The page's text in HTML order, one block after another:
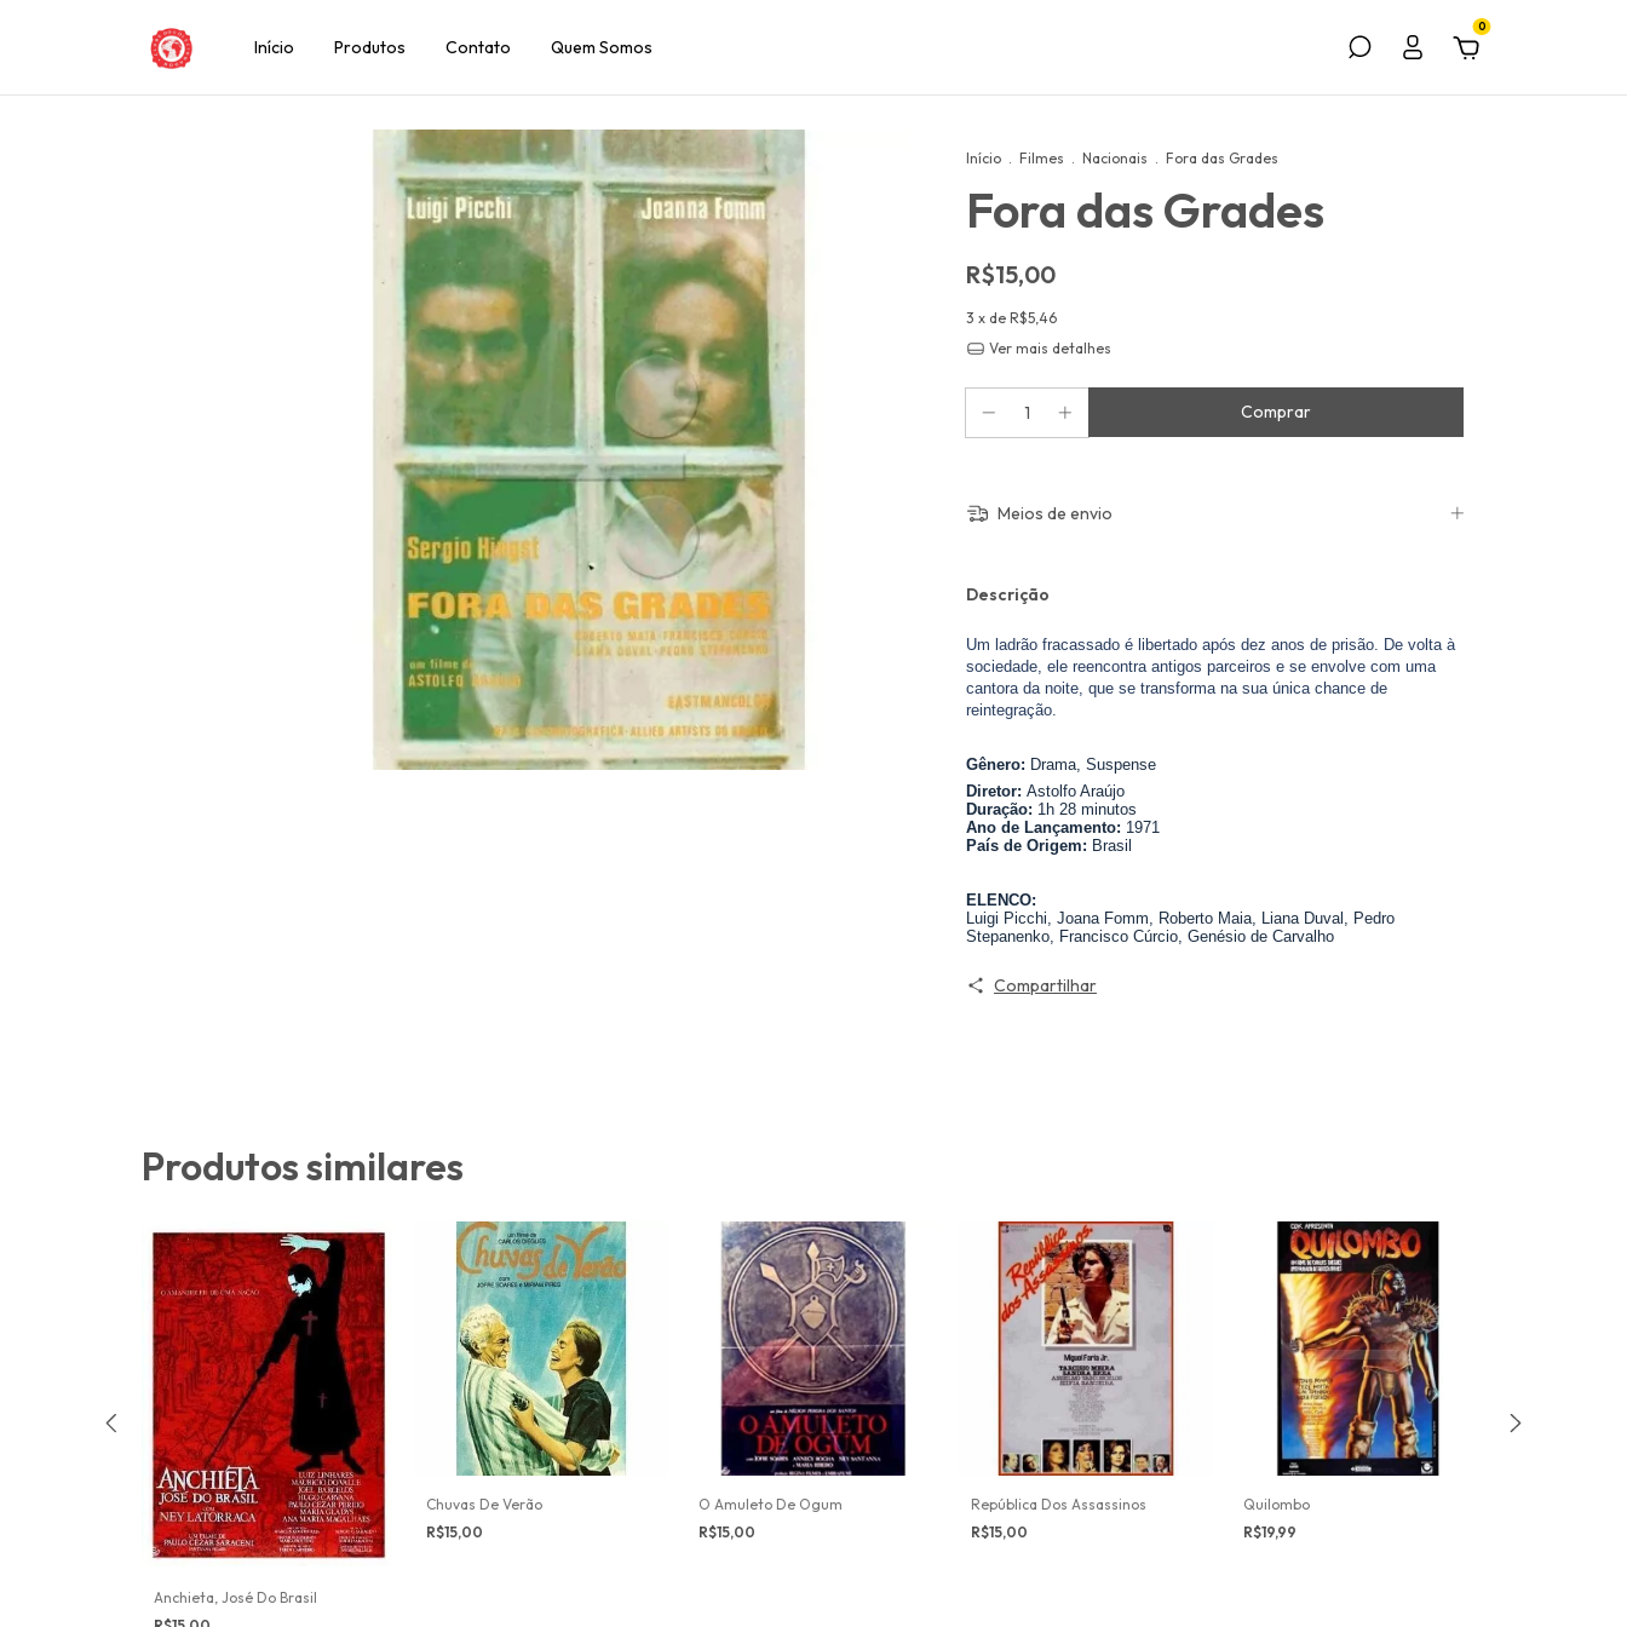
Início Produtos Contato Quem Somos
0
Início . Filmes . Nacionais . Fora das Grades
Fora das Grades
R$15,00
3 x de R$5,46
Ver mais detalhes
Meios de envio
Descrição
Um ladrão fracassado é libertado após dez anos de prisão. De volta à
sociedade, ele reencontra antigos parceiros e se envolve com uma
cantora da noite, que se transforma na sua única chance de
reintegração.
Gênero: Drama, Suspense
Diretor: Astolfo Araújo
Duração: 1h 28 minutos
Ano de Lançamento: 1971
País de Origem: Brasil
ELENCO:
Luigi Picchi, Joana Fomm, Roberto Maia, Liana Duval, Pedro
Stepanenko, Francisco Cúrcio, Genésio de Carvalho
Compartilhar
Produtos similares
Anchieta, José Do Brasil
Chuvas De Verão
R$15,00
O Amuleto De Ogum
R$15,00
República Dos Assassinos
R$15,00
Quilombo
R$19,99